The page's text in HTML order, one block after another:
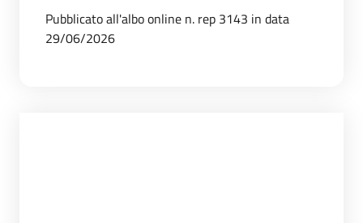
Pubblicato all'albo online n. rep 3143 in data
29/06/2026